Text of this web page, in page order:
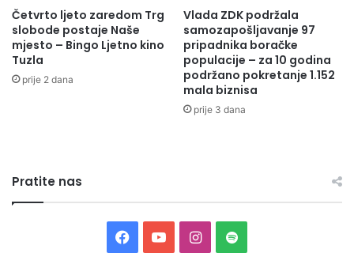
Četvrto ljeto zaredom Trg
slobode postaje Naše
mjesto – Bingo Ljetno kino
Tuzla
prije 2 dana
Vlada ZDK podržala
samozapošljavanje 97
pripadnika boračke
populacije – za 10 godina
podržano pokretanje 1.152
mala biznisa
prije 3 dana
Pratite nas
Facebook
YouTubeInstagram
Spotify